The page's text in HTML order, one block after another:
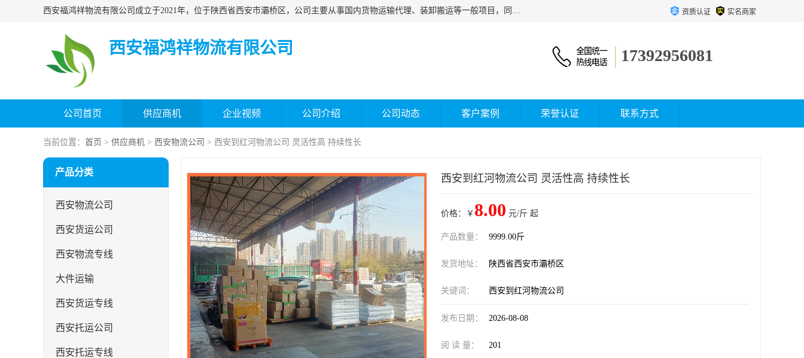
西安福鸿祥物流有限公司成立于2021年，位于陕西省西安市灞桥区，公司主要从事国内货物运输代理、装卸搬运等一般项目，同时具备道路货物运输（不含危险货物）的许可资质。凭借专业的物流服务和*的运输能力，公司致力于为客户提供安全、可靠的物流解决方案，满足多样化的运输需求，助力企业*运营。 资质认证 实名商家
西安福鸿祥物流有限公司 17392956081
公司首页 供应商机 企业视频 公司介绍 公司动态 客户案例 荣誉认证 联系方式
当前位置： 首页 > 供应商机 > 西安物流公司 > 西安到红河物流公司 灵活性高 持续性长
产品分类
西安物流公司
西安货运公司
西安物流专线
大件运输
西安货运专线
西安托运公司
西安托运专线
西安到红河物流公司 灵活性高 持续性长
价格：￥ 8.00 元/斤 起
产品数量： 9999.00斤
发货地址： 陕西省西安市灞桥区
关键词： 西安到红河物流公司
发布日期： 2026-08-08
阅 读 量： 201